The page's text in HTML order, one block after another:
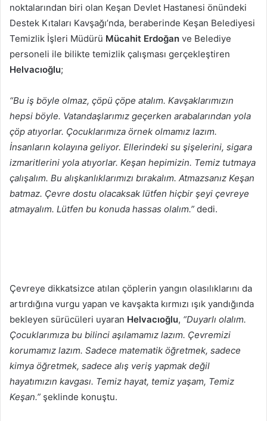
noktalarından biri olan Keşan Devlet Hastanesi önündeki
Destek Kıtaları Kavşağı’nda, beraberinde Keşan Belediyesi
Temizlik İşleri Müdürü Mücahit Erdoğan ve Belediye
personeli ile bilikte temizlik çalışması gerçekleştiren
Helvacıoğlu;
“Bu iş böyle olmaz, çöpü çöpe atalım. Kavşaklarımızın
hepsi böyle. Vatandaşlarımız geçerken arabalarından yola
çöp atıyorlar. Çocuklarımıza örnek olmamız lazım.
İnsanların kolayına geliyor. Ellerindeki su şişelerini, sigara
izmaritlerini yola atıyorlar. Keşan hepimizin. Temiz tutmaya
çalışalım. Bu alışkanlıklarımızı bırakalım. Atmazsanız Keşan
batmaz. Çevre dostu olacaksak lütfen hiçbir şeyi çevreye
atmayalım. Lütfen bu konuda hassas olalım.” dedi.
Çevreye dikkatsizce atılan çöplerin yangın olasılıklarını da
artırdığına vurgu yapan ve kavşakta kırmızı ışık yandığında
bekleyen sürücüleri uyaran Helvacıoğlu, “Duyarlı olalım.
Çocuklarımıza bu bilinci aşılamamız lazım. Çevremizi
korumamız lazım. Sadece matematik öğretmek, sadece
kimya öğretmek, sadece alış veriş yapmak değil
hayatımızın kavgası. Temiz hayat, temiz yaşam, Temiz
Keşan.” şeklinde konuştu.